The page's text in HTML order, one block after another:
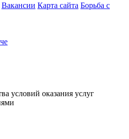
Вакансии Карта сайта Борьба с
условий оказания услуг